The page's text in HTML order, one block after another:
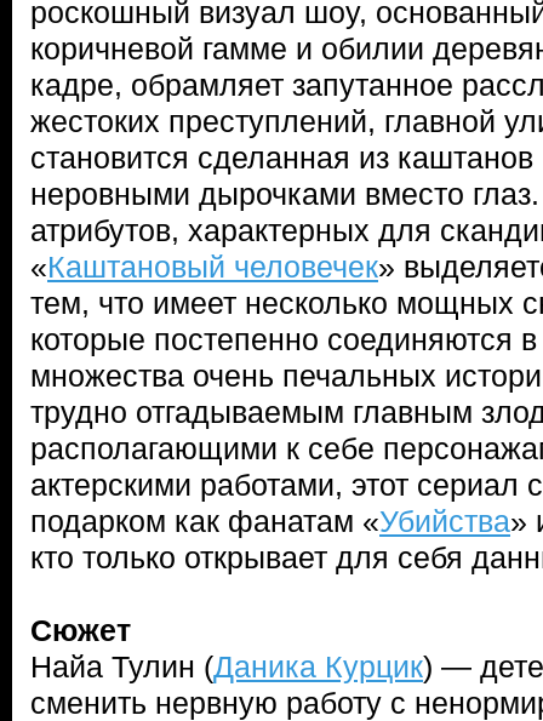
роскошный визуал шоу,
коричневой гамме и обилии
кадре, обрамляет запутанное
жестоких преступлений, главной
становится сделанная из
неровными дырочками вместо
атрибутов, характерных для
«Каштановый человечек»
тем, что имеет несколько мощных
которые постепенно соединяются
множества очень печальных
трудно отгадываемым главным
располагающими к себе
актерскими работами, этот сериал
подарком как фанатам «Убийства»
кто только открывает для себя
Сюжет
Найа Тулин (Даника Курцик) —
сменить нервную работу с